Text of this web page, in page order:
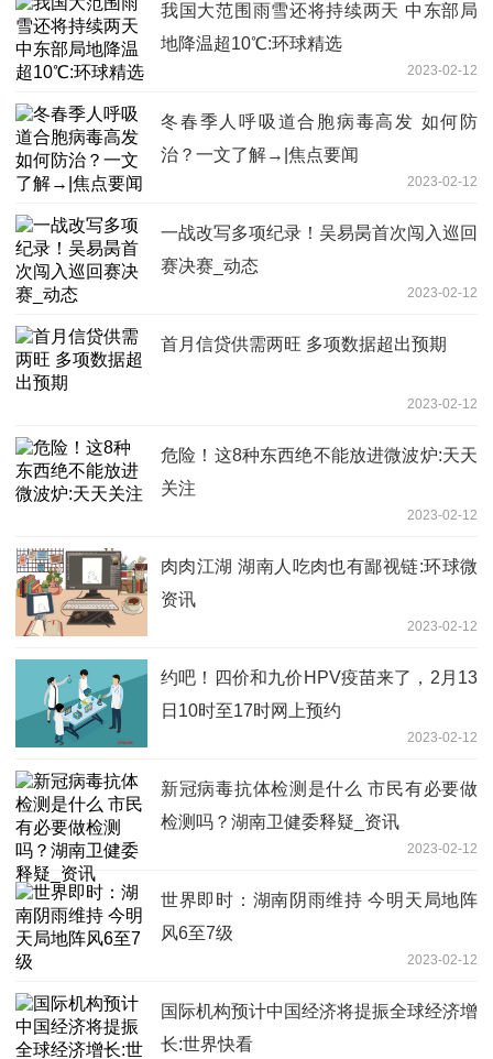
我国大范围雨雪还将持续两天 中东部局
地降温超10℃:环球精选
2023-02-12
冬春季人呼吸道合胞病毒高发 如何防
治？一文了解→|焦点要闻
2023-02-12
一战改写多项纪录！吴易昺首次闯入巡回
赛决赛_动态
2023-02-12
首月信贷供需两旺 多项数据超出预期
2023-02-12
危险！这8种东西绝不能放进微波炉:天天
关注
2023-02-12
肉肉江湖 湖南人吃肉也有鄙视链:环球微
资讯
2023-02-12
约吧！四价和九价HPV疫苗来了，2月13
日10时至17时网上预约
2023-02-12
新冠病毒抗体检测是什么 市民有必要做
检测吗？湖南卫健委释疑_资讯
2023-02-12
世界即时：湖南阴雨维持 今明天局地阵
风6至7级
2023-02-12
国际机构预计中国经济将提振全球经济增
长:世界快看